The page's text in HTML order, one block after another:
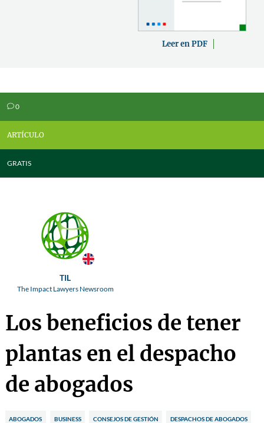
Leer en PDF
v0
ARTÍCULO
GRATIS
TIL
The Impact Lawyers Newsroom
Los beneficios de tener
plantas en el despacho
de abogados
ABOGADOS BUSINESS CONSEJOS DE GESTIÓN DESPACHOS DE ABOGADOS